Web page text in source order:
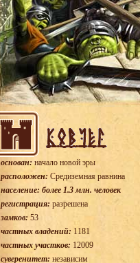
основан: начало новой эры
расположен: Средиземная равнина
население: более 1.3 млн. человек
регистрация: разрешена
замков: 53
частных владений: 1181
частных участков: 12009
суверенитет: независим